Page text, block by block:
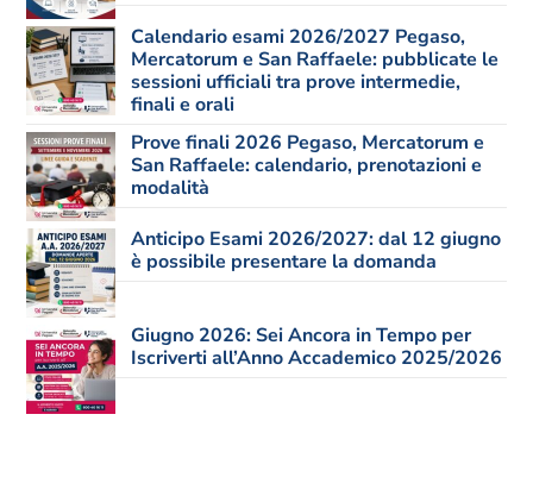
Calendario esami 2026/2027 Pegaso,
Mercatorum e San Raffaele: pubblicate le
sessioni ufficiali tra prove intermedie,
finali e orali
Prove finali 2026 Pegaso, Mercatorum e
San Raffaele: calendario, prenotazioni e
modalità
Anticipo Esami 2026/2027: dal 12 giugno
è possibile presentare la domanda
Giugno 2026: Sei Ancora in Tempo per
Iscriverti all’Anno Accademico 2025/2026